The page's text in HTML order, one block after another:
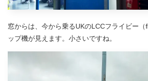
窓からは、今から乗るUKのLCCフライビー（
ップ機が見えます。小さいですね。